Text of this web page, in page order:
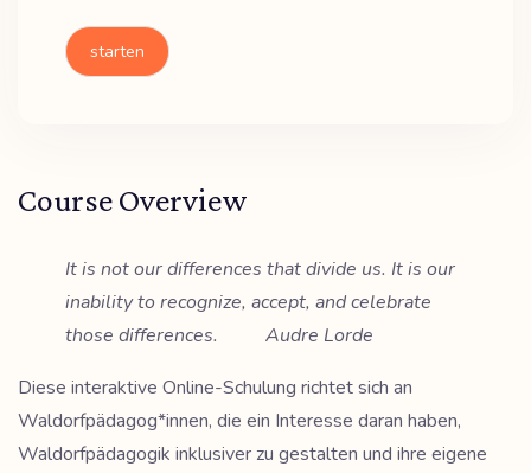
Course Overview
It is not our differences that divide us. It is our
inability to recognize, accept, and celebrate
those differences. Audre Lorde
Diese interaktive Online-Schulung richtet sich an
Waldorfpädagog*innen, die ein Interesse daran haben,
Waldorfpädagogik inklusiver zu gestalten und ihre eigene
starten